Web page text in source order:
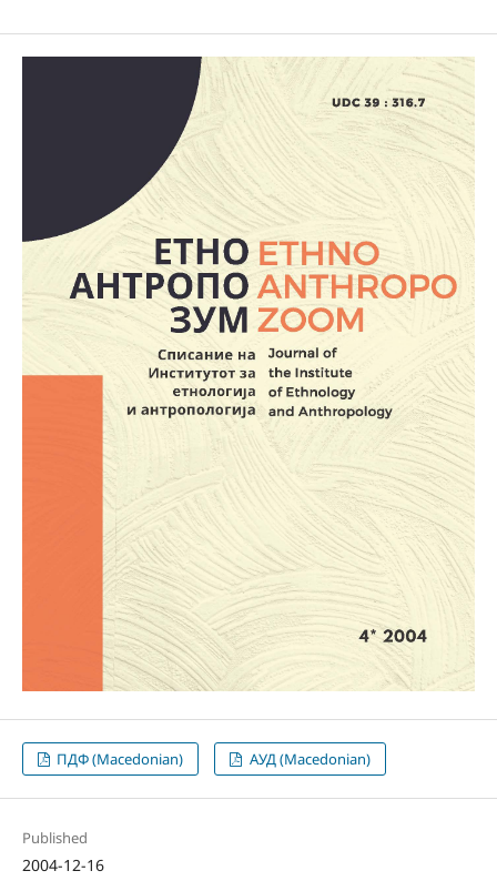
ПДФ (Macedonian) АУД (Macedonian)
Published
2004-12-16